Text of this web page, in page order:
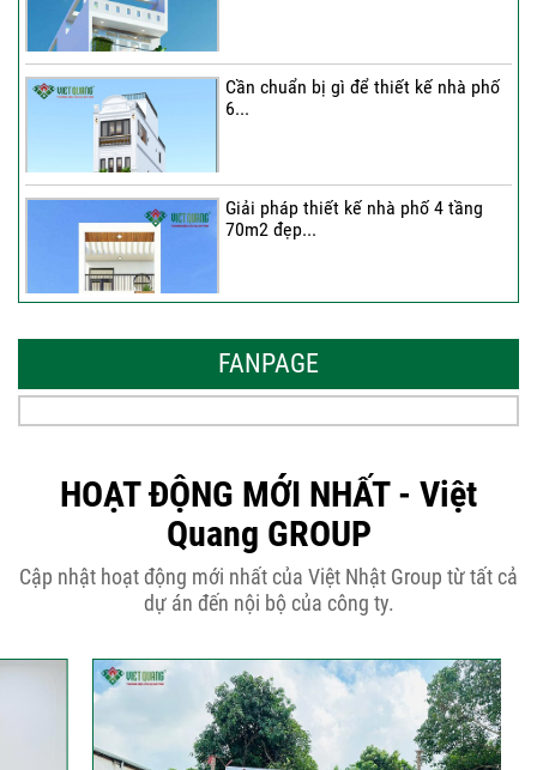
Cần chuẩn bị gì để thiết kế nhà phố
6...
Giải pháp thiết kế nhà phố 4 tầng
70m2 đẹp...
đẹp, sang...
50m2...
Những điều cần biết khi thiết kế nhà
phố 5...
Cập nhật xu thế thiết kế nhà phố 5
tầng...
FANPAGE
HOẠT ĐỘNG MỚI NHẤT - Việt
Quang GROUP
Cập nhật hoạt động mới nhất của Việt Nhật Group từ tất cả
dự án đến nội bộ của công ty.